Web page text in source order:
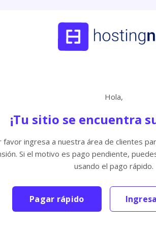
Hola,
¡Tu sitio se encuentra
favor ingresa a nuestra área de clientes
Si el motivo es pago pendiente,
usando el pago rápido.
Pagar rápido